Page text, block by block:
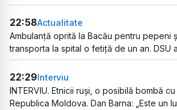
22:58Actualitate
Ambulanță oprită la Bacău pentru pepeni
transporta la spital o fetiță de un an. DSU
22:29Interviu
INTERVIU. Etnicii ruși, o posibilă bombă
Republica Moldova. Dan Barna: „Este un